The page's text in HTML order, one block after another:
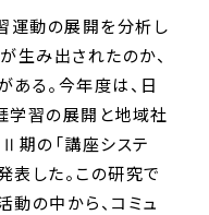
運動の展開を分析し
生み出されたのか、
る。今年度は、日
学習の展開と地域社
期の「講座システ
表した。この研究で
動の中から、コミュ